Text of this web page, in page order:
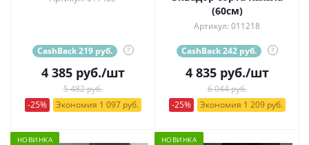
CashBack 219 руб. ?
4 385руб./шт
5 482 руб.
-25%
Экономия 1 097 руб.
(60см)
Артикул: 011218
CashBack 242 руб. ?
4 835руб./шт
6 044 руб.
-25%
Экономия 1 209 руб.
НОВИНКА НОВИНКА